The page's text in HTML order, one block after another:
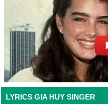
LYRICS GIA HUY SINGER